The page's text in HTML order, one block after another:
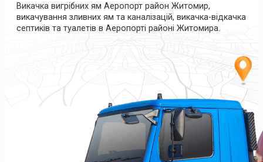
Викачка вигрібних ям Аеропорт район Житомир,
викачування зливних ям та каналізацій, викачка-відкачка
септиків та туалетів в Аеропорті районі Житомира.